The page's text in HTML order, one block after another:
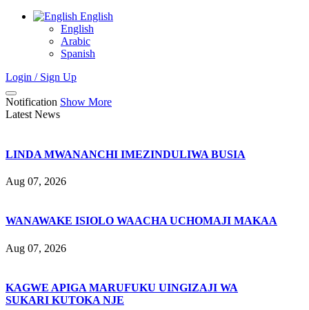
English
English
Arabic
Spanish
Login / Sign Up
Notification Show More
Latest News
LINDA MWANANCHI IMEZINDULIWA BUSIA
Aug 07, 2026
WANAWAKE ISIOLO WAACHA UCHOMAJI MAKAA
Aug 07, 2026
KAGWE APIGA MARUFUKU UINGIZAJI WA
SUKARI KUTOKA NJE